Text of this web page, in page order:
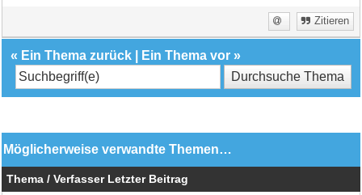
Zitieren
« Ein Thema zurück Ein Thema vor »
Möglicherweise verwandte Themen…
Thema / Verfasser Letzter Beitrag